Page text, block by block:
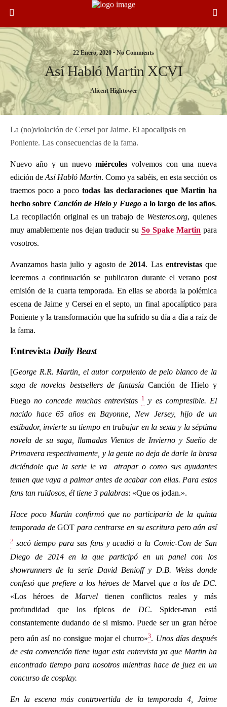
22 Enero, 2020 • No Comments
Así Habló Martin XCVI
Alicent Hightower
La (no)violación de Cersei por Jaime. El apocalipsis en
Poniente. Las consecuencias de la fama.
Nuevo año y un nuevomiércolesvolvemos con una nueva
edición de Así Habló Martin. Como ya sabéis, en esta sección os
traemos poco a pocotodas las declaraciones que Martin ha
hecho sobre Canción de Hielo y Fuegoa lo largo de los años.
La recopilación original es un trabajo de Westeros.org, quienes
muy amablemente nos dejan traducir su So Spake Martin para
vosotros.
Avanzamos hasta julio y agosto de2014. Las entrevistasque
leeremos a continuación se publicaron durante el verano post
emisión de la cuarta temporada. En ellas se aborda la polémica
escena de Jaime y Cersei en el septo, un final apocalíptico para
Poniente y la transformación que ha sufrido su día a día a raíz de
la fama.
Entrevista Daily Beast
[George R.R. Martin, el autor corpulento de pelo blanco de la
saga de novelas bestsellers de fantasía Canción de Hielo y
Fuegono concede muchas entrevistas 1 y es compresible. El
nacido hace 65 años en Bayonne, New Jersey, hijo de un
estibador, invierte su tiempo en trabajar en la sexta y la séptima
novela de su saga, llamadas Vientos de Invierno y Sueño de
Primavera respectivamente, y la gente no deja de darle la brasa
diciéndole que la serie le va atrapar o como sus ayudantes
temen que vaya a palmar antes de acabar con ellas. Para estos
fans tan ruidosos, él tiene 3 palabras: «Que os jodan.».
Hace poco Martin confirmó que no participaría de la quinta
temporada deGOT para centrarse en su escritura pero aún así
2 sacó tiempo para sus fans y acudió a la Comic-Con de San
Diego de 2014 en la que participó en un panel con los
showrunners de la serie David Benioff y D.B. Weiss donde
confesó que prefiere a los héroes de Marvel que a los de DC.
«Los héroes de Marvel tienen conflictos reales y más
profundidad que los típicos de DC. Spider-man está
constantemente dudando de si mismo. Puede ser un gran héroe
pero aún así no consigue mojar el churro»3. Unos días después
de esta convención tiene lugar esta entrevista ya que Martin ha
encontrado tiempo para nosotros mientras hace de juez en un
concurso de cosplay.
En la escena más controvertida de la temporada 4, Jaime